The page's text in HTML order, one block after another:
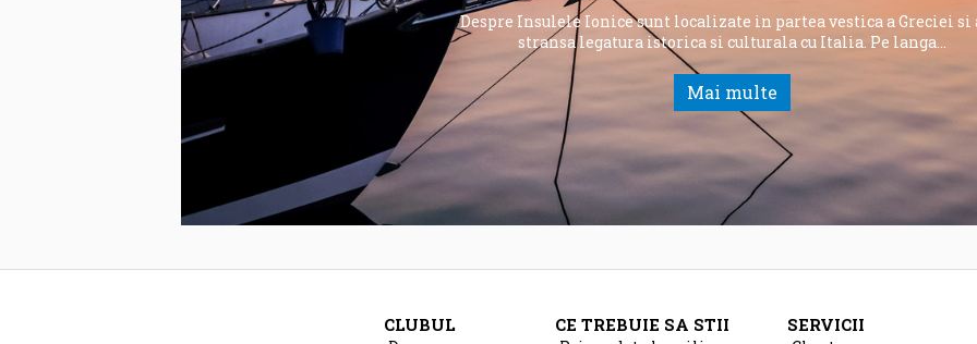
Despre Insulele Ionice sunt localizate in partea vestica a Greciei si
stransa legatura istorica si culturala cu Italia. Pe langa…
Mai multe
CLUBUL CE TREBUIE SA STII SERVICII